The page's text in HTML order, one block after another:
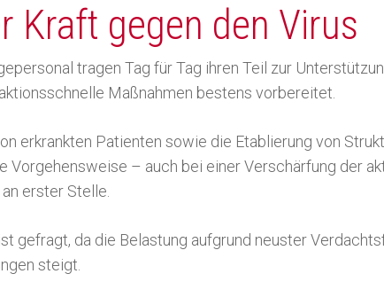
Kraft gegen den Virus
tragen Tag für Tag ihren Teil zur
Maßnahmen bestens vorbereitet.
erkrankten Patienten sowie die Etablierung von
Vorgehensweise – auch bei einer Verschärfung der
erster Stelle.
gefragt, da die Belastung aufgrund neuster
steigt.